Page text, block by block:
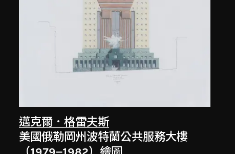
邁克爾．格雷夫斯
美國俄勒岡州波特蘭公共服務大樓